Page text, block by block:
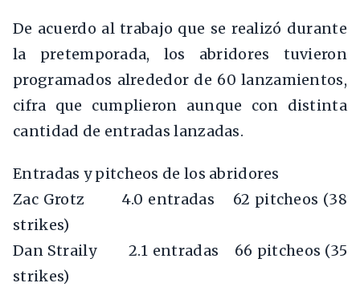
De acuerdo al trabajo que se realizó durante
la pretemporada, los abridores tuvieron
programados alrededor de 60 lanzamientos,
cifra que cumplieron aunque con distinta
cantidad de entradas lanzadas.
Entradas y pitcheos de los abridores
Zac Grotz 4.0 entradas 62 pitcheos (38
strikes)
Dan Straily 2.1 entradas 66 pitcheos (35
strikes)